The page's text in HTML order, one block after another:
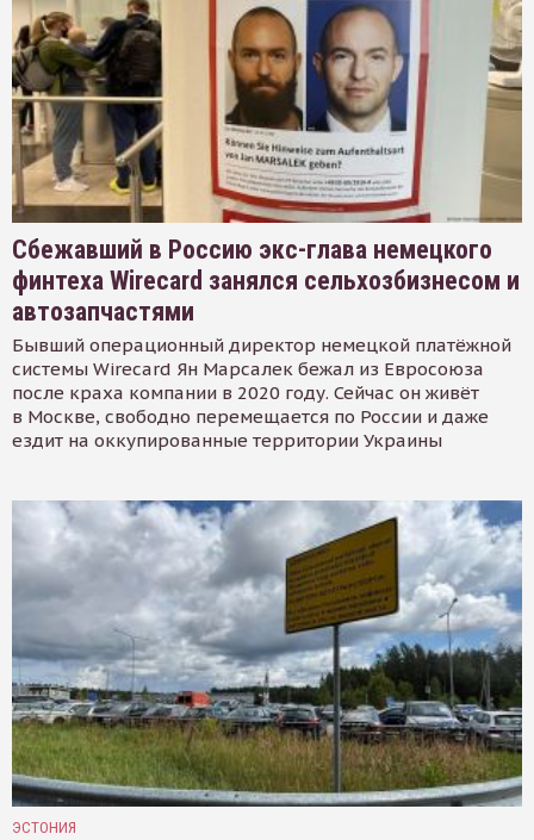
Сбежавший в Россию экс-глава немецкого
финтеха Wirecard занялся сельхозбизнесом и
автозапчастями
Бывший операционный директор немецкой платёжной
системы Wirecard Ян Марсалек бежал из Евросоюза
после краха компании в 2020 году. Сейчас он живёт
в Москве, свободно перемещается по России и даже
ездит на оккупированные территории Украины
ЭСТОНИЯ